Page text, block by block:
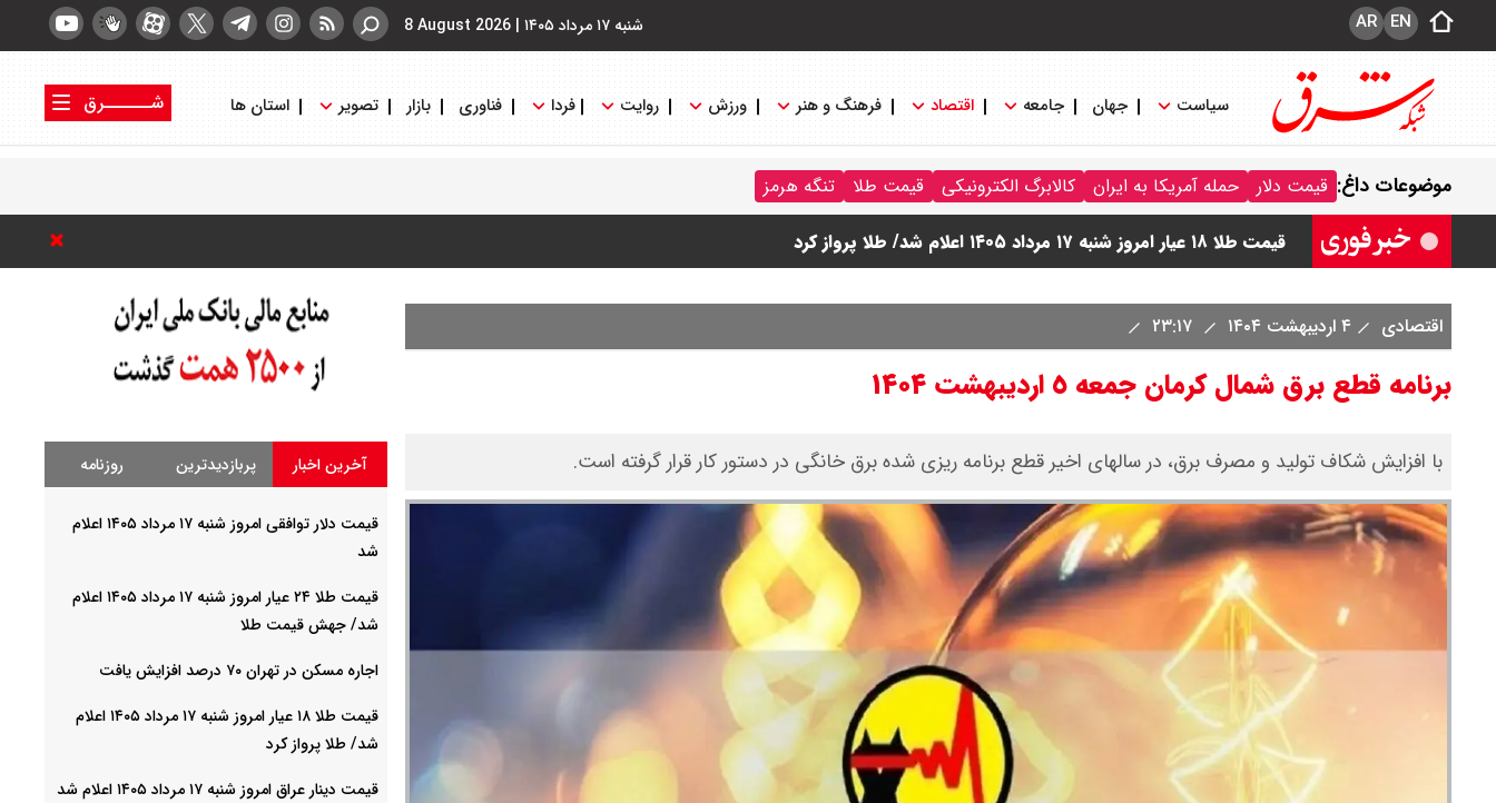
شنبه ۱۷ مرداد ۱۴۰۵ |
8 August 2026 EN
AR
سیاست جهان جامعه اقتصاد فرهنگ و هنر ورزش روایت فردا فناوری بازار تصویر استان ها
شــــــرق
موضوعات داغ: قیمت دلار حمله آمریکا به ایران کالابرگ الکترونیکی قیمت طلا تنگه هرمز
قیمت دلار توافقی امروز شنبه ۱۷ مرداد ۱۴۰۵ اعلام شد
قیمت طلا ۲۴ عیار امروز شنبه ۱۷ مرداد ۱۴۰۵ اعلام شد/ جهش قیمت طلا
قیمت طلا ۱۸ عیار امروز شنبه ۱۷ مرداد ۱۴۰۵ اعلام شد/ طلا پرواز کرد
قیمت طلا و سکه امروز شنبه ۱۷ مرداد ۱۴۰۵ / قیمت هر گرم طلا چند ؟ + جدول
اقتصادی ۴ اردیبهشت ۱۴۰۴
برنامه قطع برق شمال کرمان جمعه ٥ اردیبهشت ۱۴۰۴
با افزایش شکاف تولید و مصرف برق، در سالهای اخیر قطع برنامه ریزی شده برق خانگی در دستور کار قرار گرفته است. آخرین اخبار پربازدیدترین روزنامه
قیمت دلار توافقی امروز شنبه ۱۷ مرداد ۱۴۰۵ اعلام
شد
قیمت طلا ۲۴ عیار امروز شنبه ۱۷ مرداد ۱۴۰۵ اعلام
شد/ جهش قیمت طلا
اجاره مسکن در تهران ۷۰ درصد افزایش یافت
قیمت طلا ۱۸ عیار امروز شنبه ۱۷ مرداد ۱۴۰۵ اعلام
شد/ طلا پرواز کرد
قیمت دینار عراق امروز شنبه ۱۷ مرداد ۱۴۰۵ اعلام شد